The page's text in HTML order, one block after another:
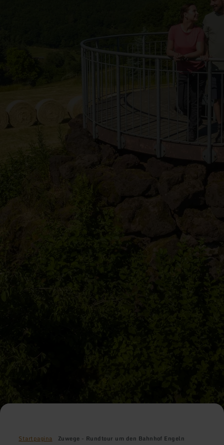
Startpagina Zuwege - Rundtour um den Bahnhof Engeln